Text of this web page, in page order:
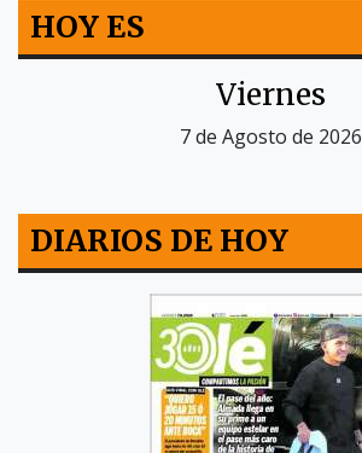
HOY ES
Viernes
7 de Agosto de 2026
DIARIOS DE HOY